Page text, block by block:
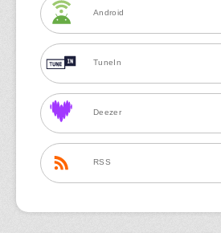
Android
TuneIn
Deezer
RSS